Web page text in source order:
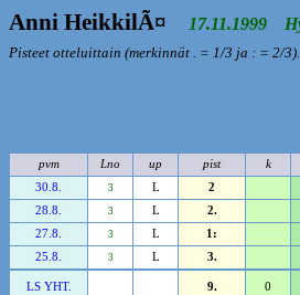
Anni HeikkilÃ¤ 17.11.1999
Pisteet otteluittain (merkinnät . = 1/3 ja : = 2/
pvm Lno up pist k
30.8.
3 L 2
28.8.
3 L 2.
27.8.
3 L 1:
25.8.
3 L 3.
LS YHT. 9. 0